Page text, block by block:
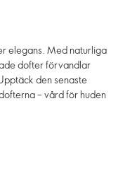
elegans. Med naturliga
dofter förvandlar
den senaste
– vård för huden